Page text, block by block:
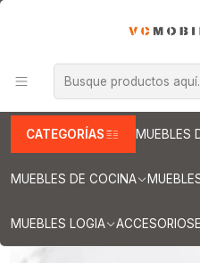
CATEGORÍAS MUEBLES
MUEBLES DE COCINA
MUEBLES LOGIA ACCESORIOS
Cubiertas para
Cubierta de cuarzo para